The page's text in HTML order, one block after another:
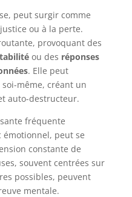
peut surgir comme
ou à la perte.
provoquant des
ou des réponses
. Elle peut
même, créant un
auto-destructeur.
fréquente
émotionnel, peut se
constante de
souvent centrées sur
possibles, peuvent
mentale.